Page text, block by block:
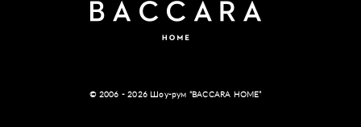
© 2006 - 2026 Шоу-рум “BACCARA HOME”